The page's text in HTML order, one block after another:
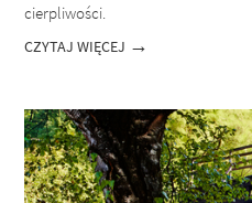
cierpliwości.
CZYTAJ WIĘCEJ